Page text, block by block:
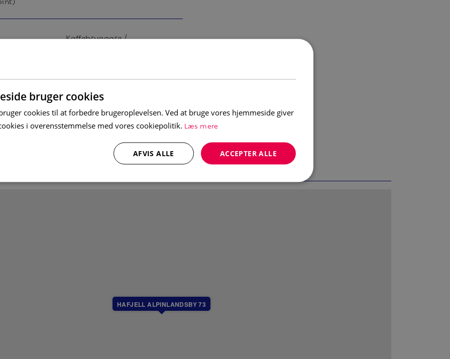
og kaffetrakter. Spiseplass til 4
Etter en dag med aktiviteter kan
TV.
Kaffebryggare /
HAFJELL ALPINLANDSBY 73
bruger cookies
cookies til at forbedre brugeroplevelsen. Ved at bruge vores hjemmeside giver
i overensstemmelse med vores cookiepolitik. Læs mere
ACCEPTER ALLE
AFVIS ALLE